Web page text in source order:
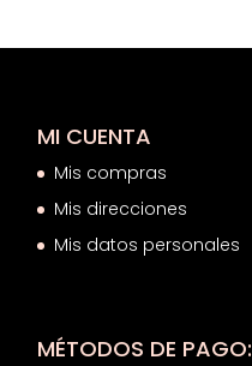
MI CUENTA
Mis compras
Mis direcciones
Mis datos personales
MÉTODOS DE PAGO: